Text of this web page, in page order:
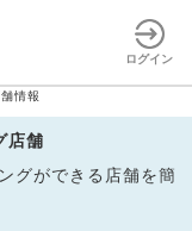
ログイン
情報
店舗
グができる店舗を簡